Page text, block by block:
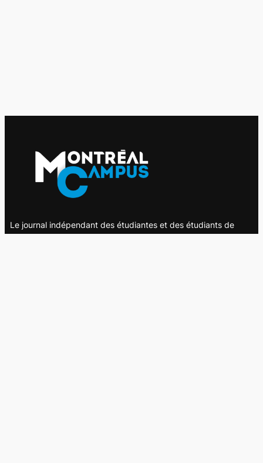
Le journal indépendant des étudiantes et des étudiants de